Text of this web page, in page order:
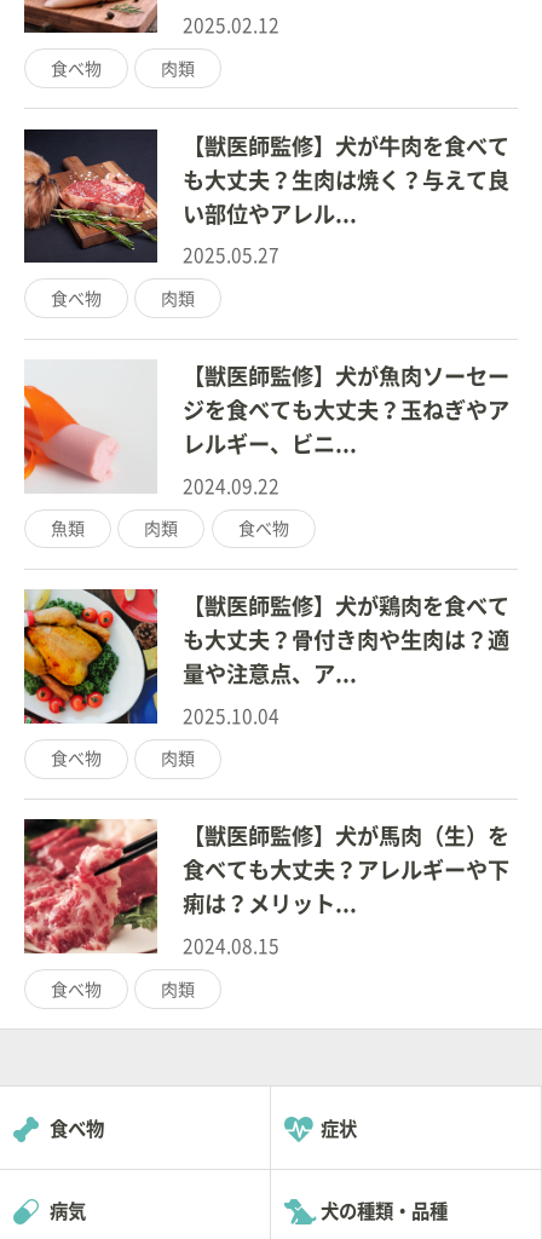
2025.02.12
食べ物 肉類
【獣医師監修】犬が牛肉を食べて
も大丈夫？生肉は焼く？与えて良
い部位やアレル...
2025.05.27
食べ物 肉類
【獣医師監修】犬が魚肉ソーセー
ジを食べても大丈夫？玉ねぎやア
レルギー、ビニ...
2024.09.22
魚類 肉類 食べ物
【獣医師監修】犬が鶏肉を食べて
も大丈夫？骨付き肉や生肉は？適
量や注意点、ア...
2025.10.04
食べ物 肉類
【獣医師監修】犬が馬肉（生）を
食べても大丈夫？アレルギーや下
痢は？メリット...
2024.08.15
食べ物 肉類
食べ物 症状
病気 犬の種類・品種